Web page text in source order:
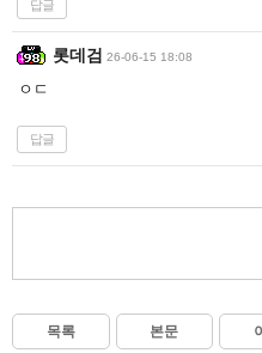
답글
롯데검 26-06-15 18:08
ㅇㄷ
답글
목록 본문